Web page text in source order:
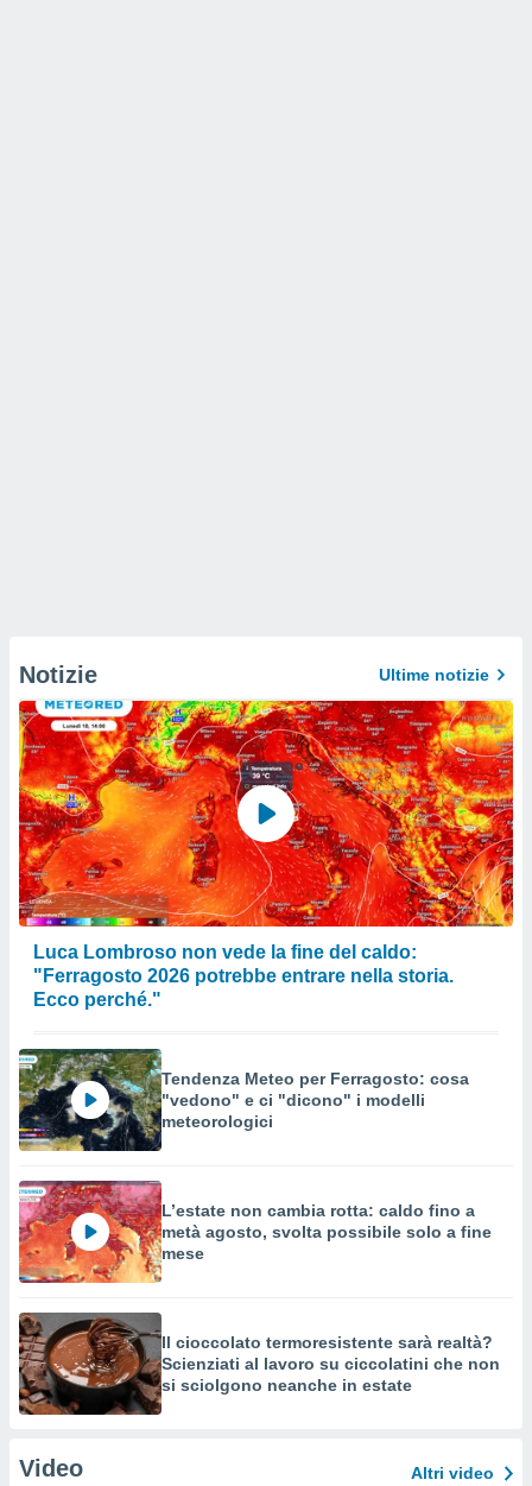
Notizie Ultime notizie
Luca Lombroso non vede la fine del caldo:
"Ferragosto 2026 potrebbe entrare nella storia.
Ecco perché."
Tendenza Meteo per Ferragosto: cosa
"vedono" e ci "dicono" i modelli
meteorologici
L’estate non cambia rotta: caldo fino a
metà agosto, svolta possibile solo a fine
mese
Il cioccolato termoresistente sarà realtà?
Scienziati al lavoro su ciccolatini che non
si sciolgono neanche in estate
Video Altri video